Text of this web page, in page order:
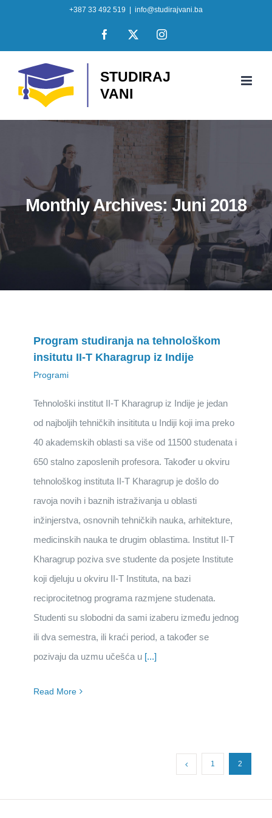
+387 33 492 519 info@studirajvani.ba
Facebook
X Instagram
Monthly Archives:Juni 2018
Program studiranja na tehnološkom
insitutu II-T Kharagrup iz Indije
Programi
Tehnološki institut II-T Kharagrup iz Indije je jedan
od najboljih tehničkih insitituta u Indiji koji ima preko
40 akademskih oblasti sa više od 11500 studenata i
650 stalno zaposlenih profesora. Također u okviru
tehnološkog instituta II-T Kharagrup je došlo do
ravoja novih i baznih istraživanja u oblasti
inžinjerstva, osnovnih tehničkih nauka, arhitekture,
medicinskih nauka te drugim oblastima. Institut II-T
Kharagrup poziva sve studente da posjete Institute
koji djeluju u okviru II-T Instituta, na bazi
reciprocitetnog programa razmjene studenata.
Studenti su slobodni da sami izaberu između jednog
ili dva semestra, ili kraći period, a također se
pozivaju da uzmu učešća u [...]
Read More
1 2